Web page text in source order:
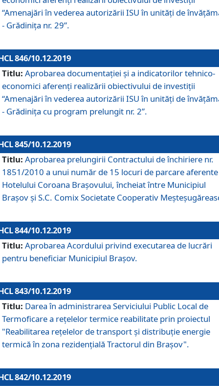
“Amenajări în vederea autorizării ISU în unități de
- Grădinița nr. 29”.
846/10.12.2019
Titlu: Aprobarea documentației și a indicatorilor tehnico-
economici aferenți realizării obiectivului de investiții
“Amenajări în vederea autorizării ISU în unități de
- Grădinița cu program prelungit nr. 2”.
845/10.12.2019
Titlu: Aprobarea prelungirii Contractului de închiriere nr.
1851/2010 a unui număr de 15 locuri de parcare aferente
Hotelului Coroana Brașovului, încheiat între Municipiul
Braşov şi S.C. Comix Societate Cooperativ
844/10.12.2019
Titlu: Aprobarea Acordului privind executarea de lucrări
pentru beneficiar Municipiul Brașov.
843/10.12.2019
Titlu: Darea în administrarea Serviciului Public Local de
Termoficare a rețelelor termice reabilitate prin proiectul
"Reabilitarea reţelelor de transport şi distribuţie energie
termică în zona rezidenţială Tractorul din Braşov".
842/10.12.2019